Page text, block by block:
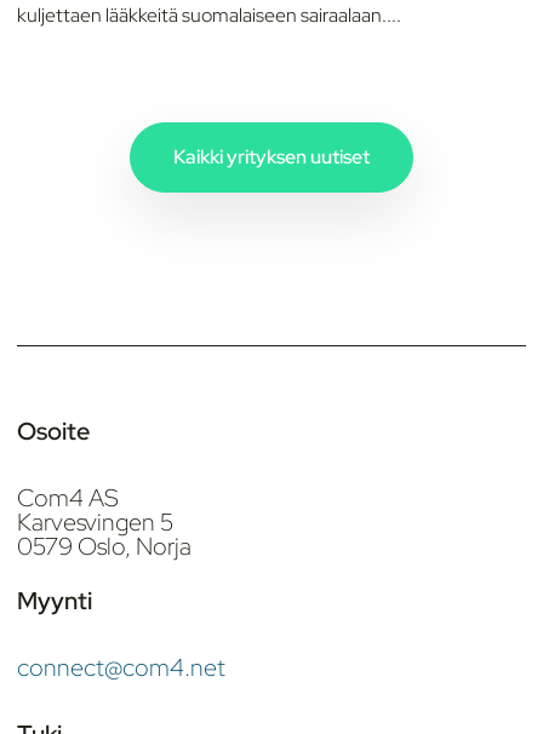
kuljettaen lääkkeitä suomalaiseen sairaalaan....
Kaikki yrityksen uutiset
Osoite
Com4 AS
Karvesvingen 5
0579 Oslo, Norja
Myynti
connect@com4.net